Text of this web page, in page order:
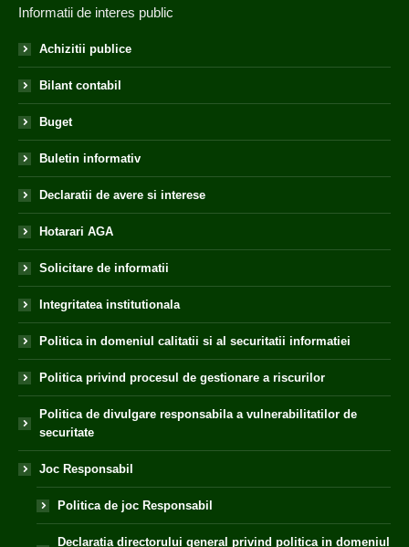
Informatii de interes public
Achizitii publice
Bilant contabil
Buget
Buletin informativ
Declaratii de avere si interese
Hotarari AGA
Solicitare de informatii
Integritatea institutionala
Politica in domeniul calitatii si al securitatii informatiei
Politica privind procesul de gestionare a riscurilor
Politica de divulgare responsabila a vulnerabilitatilor de
securitate
Joc Responsabil
Politica de joc Responsabil
Declaratia directorului general privind politica in domeniul